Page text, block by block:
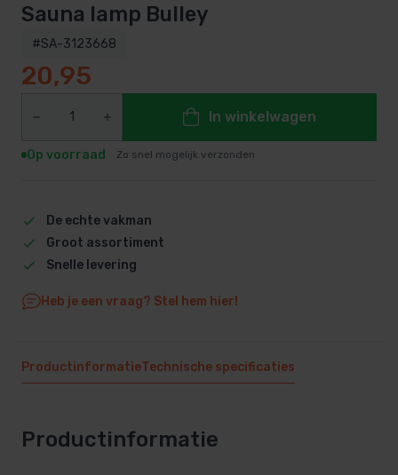
Sauna lamp Bulley
#SA-3123668
20,95
In winkelwagen
Op voorraad Zo snel mogelijk verzonden
De echte vakman
Groot assortiment
Snelle levering
Heb je een vraag? Stel hem hier!
ProductinformatieTechnische specificaties
Productinformatie